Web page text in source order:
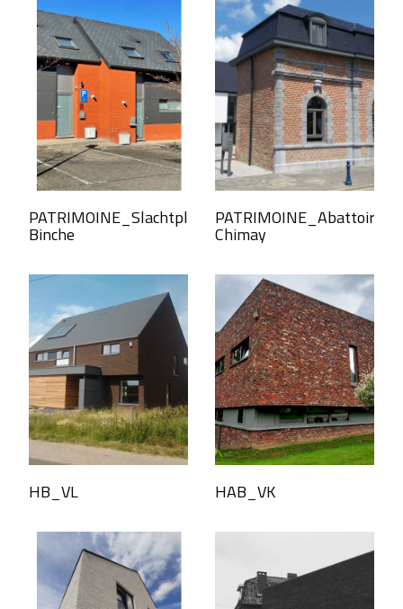
PATRIMOINE_Slachtplaats
Binche
PATRIMOINE_Abattoir
Chimay
HB_VL HAB_VK